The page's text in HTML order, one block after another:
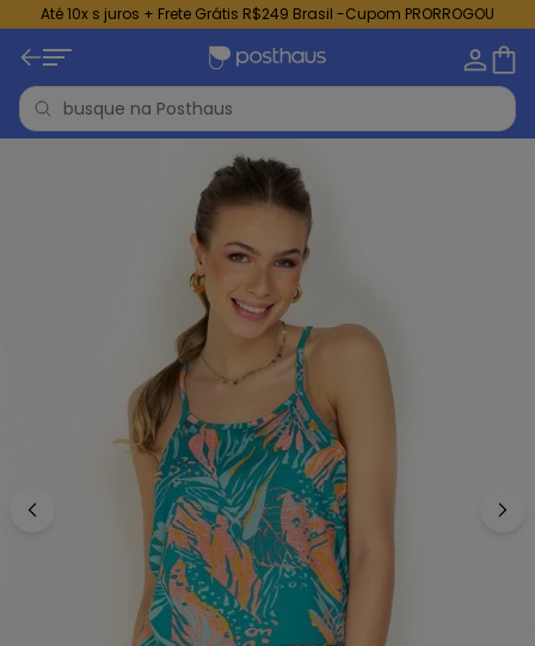
Até 10x s juros + Frete Grátis R$249 Brasil -Cupom PRORROGOU